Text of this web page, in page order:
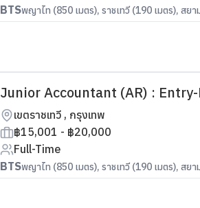
BTSพญาไท (850 เมตร), ราชเทวี (190 เมตร), สย
Junior Accountant (AR) :
เขตราชเทวี , กรุงเทพ
฿15,001 - ฿20,000
Full-Time
BTSพญาไท (850 เมตร), ราชเทวี (190 เมตร), สย